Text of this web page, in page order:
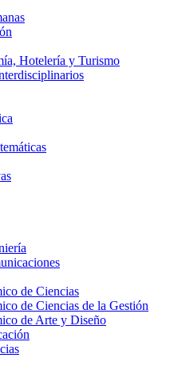
Hotelería y Turismo
de Ciencias
de Ciencias de la Gestión
de Arte y Diseño